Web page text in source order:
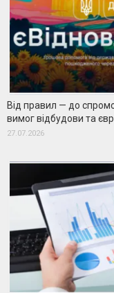
Від правил — до
вимог відбудови та
27.07.2026